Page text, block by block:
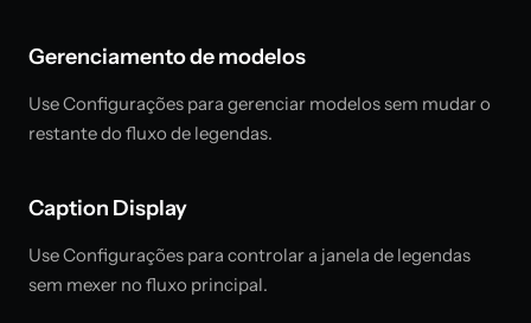
Gerenciamento de modelos
Use Configurações para gerenciar modelos sem mudar o
restante do fluxo de legendas.
Caption Display
Use Configurações para controlar a janela de legendas
sem mexer no fluxo principal.